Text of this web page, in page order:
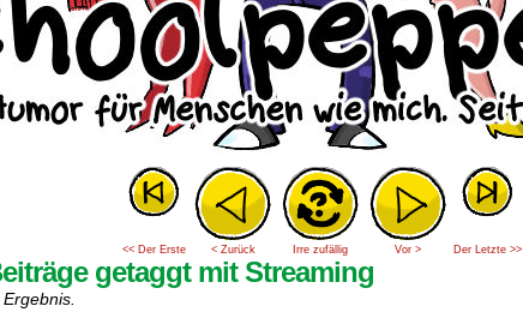
<< Der Erste < Zurück Irre zufällig Vor > Der Letzte >>
getaggt mit Streaming
Ergebnis.